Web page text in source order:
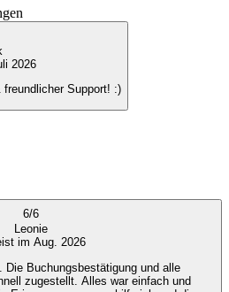
2026
Support! :)
6/6
Leonie
im Aug. 2026
Die Buchungsbestätigung und alle
zugestellt. Alles war einfach und